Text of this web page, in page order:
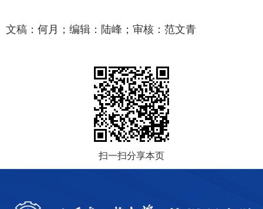
文稿： 何月 ；编辑：陆峰；审核：范文青
扫一扫分享本页